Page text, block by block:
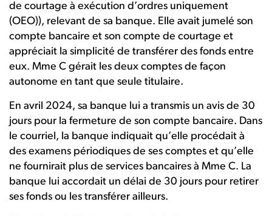
de courtage à exécution d’ordres uniquement
(OEO)), relevant de sa banque. Elle avait jumelé son
compte bancaire et son compte de courtage et
appréciait la simplicité de transférer des fonds entre
eux. Mme C gérait les deux comptes de façon
autonome en tant que seule titulaire.
En avril 2024, sa banque lui a transmis un avis de 30
jours pour la fermeture de son compte bancaire. Dans
le courriel, la banque indiquait qu’elle procédait à
des examens périodiques de ses comptes et qu’elle
ne fournirait plus de services bancaires à Mme C. La
banque lui accordait un délai de 30 jours pour retirer
ses fonds ou les transférer ailleurs.